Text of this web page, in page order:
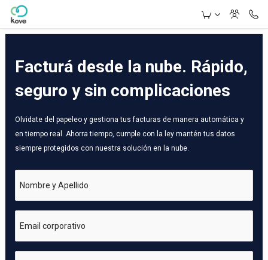
Skip to Main Content
Facturá desde la nube. Rápido,
seguro y sin complicaciones
Olvidate del papeleo y gestiona tus facturas de manera automática y
en tiempo real. Ahorra tiempo, cumple con la ley mantén tus datos
siempre protegidos con nuestra solución en la nube.
Nombre y Apellido
Email corporativo